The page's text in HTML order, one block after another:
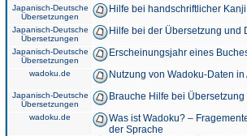
Japanisch-Deutsche
Übersetzungen
Hilfe bei handschriftlicher
Japanisch-Deutsche
Übersetzungen
Hilfe bei der Übersetzung und
Japanisch-Deutsche
Übersetzungen
Erscheinungsjahr eines
wadoku.de Nutzung von Wadoku-Daten in
Japanisch-Deutsche
Übersetzungen
Brauche Hilfe bei Übersetzung
wadoku.de
Was ist Wadoku? –
der Sprache